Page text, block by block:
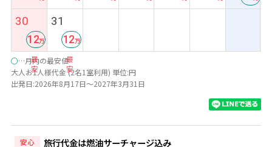
30
最
安
12
31
最
安
12
○…月内の最安値
大人お1人様代金 (2名1室利用) 単位:円
出発日:2026年8月17日～2027年3月31日
安心 旅行代金は燃油サーチャージ込み